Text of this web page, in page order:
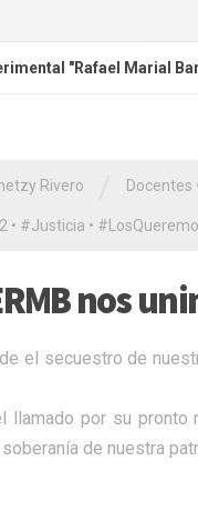
"Rafael Marial
Rivero Docentes
• #Justicia •
nos
el secuestro de
llamado por su pronto
de nuestra